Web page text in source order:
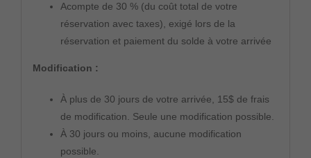
Acompte de 30 % (du coût total de votre
réservation avec taxes), exigé lors de la
réservation et paiement du solde à votre arrivée
Modification :
À plus de 30 jours de votre arrivée, 15$ de frais
de modification. Seule une modification possible.
À 30 jours ou moins, aucune modification
possible.